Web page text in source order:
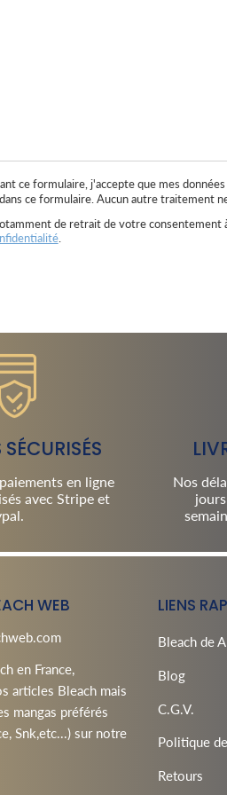
ce formulaire, j'accepte que mes
ce formulaire. Aucun autre traitement
de retrait de votre consentement
.
en ligne
avec Stripe et
Nos
WEB
en France,
articles Bleach mais
mangas préférés
Snk,etc...) sur notre
LIENS
Bleach de
Blog
C.G.V.
Politique
Retours